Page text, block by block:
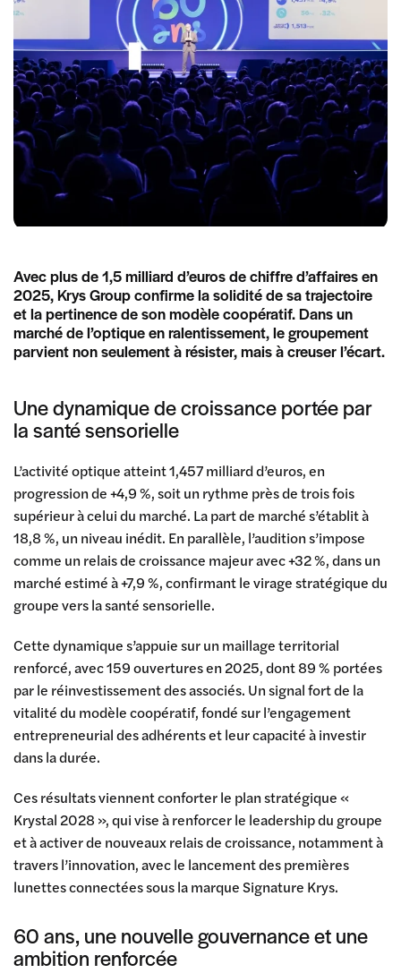
Avec plus de 1,5 milliard d’euros de chiffre d’affaires en
2025, Krys Group confirme la solidité de sa trajectoire
et la pertinence de son modèle coopératif. Dans un
marché de l’optique en ralentissement, le groupement
parvient non seulement à résister, mais à creuser l’écart.
Une dynamique de croissance portée par
la santé sensorielle
L’activité optique atteint 1,457 milliard d’euros, en
progression de +4,9 %, soit un rythme près de trois fois
supérieur à celui du marché. La part de marché s’établit à
18,8 %, un niveau inédit. En parallèle, l’audition s’impose
comme un relais de croissance majeur avec +32 %, dans un
marché estimé à +7,9 %, confirmant le virage stratégique du
groupe vers la santé sensorielle.
Cette dynamique s’appuie sur un maillage territorial
renforcé, avec 159 ouvertures en 2025, dont 89 % portées
par le réinvestissement des associés. Un signal fort de la
vitalité du modèle coopératif, fondé sur l’engagement
entrepreneurial des adhérents et leur capacité à investir
dans la durée.
Ces résultats viennent conforter le plan stratégique «
Krystal 2028 », qui vise à renforcer le leadership du groupe
et à activer de nouveaux relais de croissance, notamment à
travers l’innovation, avec le lancement des premières
lunettes connectées sous la marque Signature Krys.
60 ans, une nouvelle gouvernance et une
ambition renforcée